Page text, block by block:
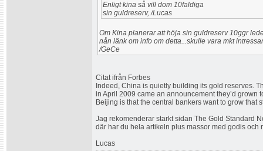
Enligt kina så vill dom 10faldiga
sin guldreserv, /Lucas
Om Kina planerar att höja sin guldreserv 10ggr
nån länk om info om detta...skulle vara mkt
/GeCe
Citat ifrån Forbes
Indeed, China is quietly building its gold reserves.
in April 2009 came an announcement they’d grown
Beijing is that the central bankers want to grow that
Jag rekomenderar starkt sidan The Gold Standard
där har du hela artikeln plus massor med godis och
Lucas